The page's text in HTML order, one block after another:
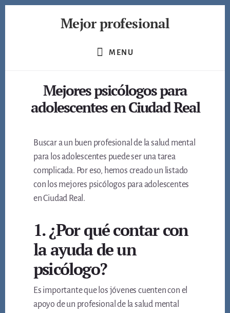
Mejor profesional
profesionales
muchos
MENU
Mejores psicólogos para
adolescentes en Ciudad Real
Buscar a un buen profesional de la salud mental
para los adolescentes puede ser una tarea
complicada. Por eso, hemos creado un listado
con los mejores psicólogos para adolescentes
en Ciudad Real.
1. ¿Por qué contar con
la ayuda de un
psicólogo?
Es importante que los jóvenes cuenten con el
apoyo de un profesional de la salud mental